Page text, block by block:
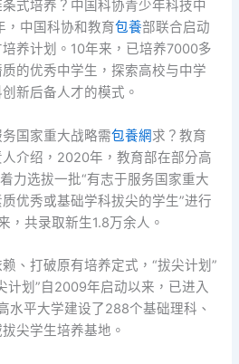
式培养？中国科协青少年科技中
，中国科协和教育包養部联合启动
养计划。10年来，已培养7000多
的优秀中学生，探索高校与中学
新后备人才的模式。
国家重大战略需包養網求？教育
介绍，2020年，教育部在部分高
力选拔一批“有志于服务国家重大
质优秀或基础学科拔尖的学生”进行
，共录取新生1.8万余人。
、打破原有培养定式，“拔尖计划”
计划”自2009年启动以来，已进入
水平大学建设了288个基础理科、
尖学生培养基地。